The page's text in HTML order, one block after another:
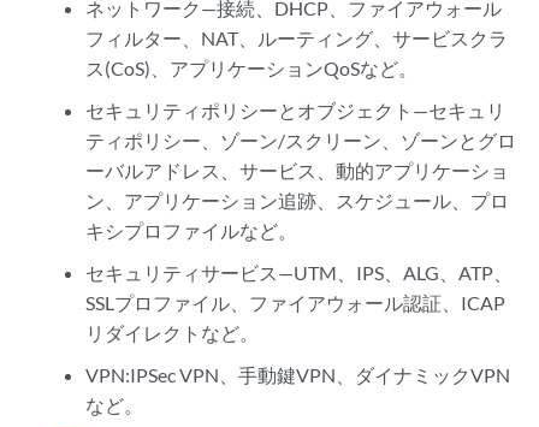
ネットワーク—接続、DHCP、ファイアウォール
フィルター、NAT、ルーティング、サービスクラ
ス(CoS)、アプリケーションQoSなど。
セキュリティポリシーとオブジェクト—セキュリ
ティポリシー、ゾーン/スクリーン、ゾーンとグロ
ーバルアドレス、サービス、動的アプリケーショ
ン、アプリケーション追跡、スケジュール、プロ
キシプロファイルなど。
セキュリティサービス—UTM、IPS、ALG、ATP、
SSLプロファイル、ファイアウォール認証、ICAP
リダイレクトなど。
VPN:IPSec VPN、手動鍵VPN、ダイナミックVPN
など。